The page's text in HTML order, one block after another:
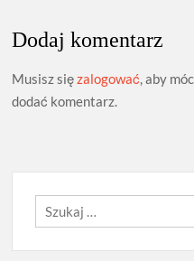
Dodaj komentarz
Musisz sięzalogować, aby móc
dodać komentarz.